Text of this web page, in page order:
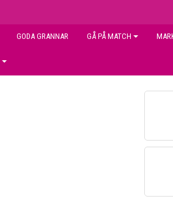
GODA GRANNAR GÅ PÅ MATCH